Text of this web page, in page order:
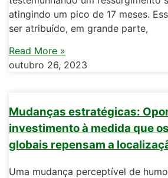
atingindo um pico de 17 meses.
ser atribuído, em grande parte,
Read More »
outubro 26, 2023
Mudanças estratégicas:
investimento à medida que
globais repensam a
Uma mudança perceptível de